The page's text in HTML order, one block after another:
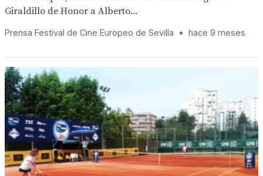
Giraldillo de Honor a Alberto...
Prensa Festival de Cine Europeo de Sevilla • hace 9 meses